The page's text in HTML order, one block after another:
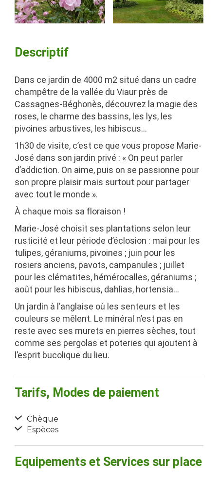
Descriptif
Dans ce jardin de 4000 m2 situé dans un cadre
champêtre de la vallée du Viaur près de
Cassagnes-Béghonès, découvrez la magie des
roses, le charme des bassins, les lys, les
pivoines arbustives, les hibiscus…
1h30 de visite, c’est ce que vous propose Marie-
José dans son jardin privé : « On peut parler
d’addiction. On aime, puis on se passionne pour
son propre plaisir mais surtout pour partager
avec tout le monde ».
À chaque mois sa floraison !
Marie-José choisit ses plantations selon leur
rusticité et leur période d’éclosion : mai pour les
tulipes, géraniums, pivoines ; juin pour les
rosiers anciens, pavots, campanules ; juillet
pour les clématites, hémérocalles, géraniums ;
août pour les hibiscus, dahlias, hortensia…
Un jardin à l’anglaise où les senteurs et les
couleurs se mêlent. Le minéral n’est pas en
reste avec ses murets en pierres sèches, tout
comme ses pergolas et poteries qui ajoutent à
l’esprit bucolique du lieu.
Tarifs, Modes de paiement
Chèque
Espèces
Equipements et Services sur place